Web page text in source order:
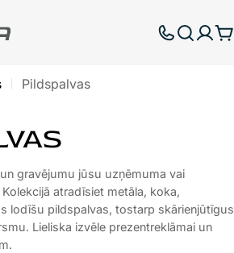
Pildspalvas
gravējumu jūsu uzņēmuma vai
atradīsiet metāla, koka,
lodīšu pildspalvas, tostarp skārienjūtīgus
Lieliska izvēle prezentreklāmai un